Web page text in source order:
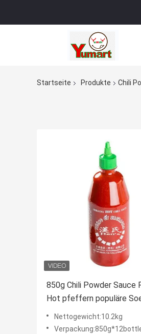
Startseite Produkte Chili
850g Chili Powder Sauce
Hot pfeffern populäre
Eigenmarke
Nettogewicht:10.2kg